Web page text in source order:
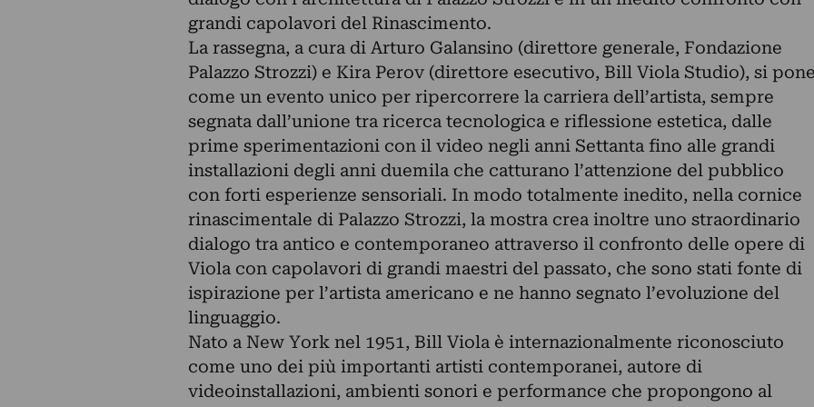
grandi capolavori del Rinascimento.
La rassegna, a cura di Arturo Galansino (direttore generale, Fondazione
Palazzo Strozzi) e Kira Perov (direttore esecutivo, Bill Viola Studio), si
come un evento unico per ripercorrere la carriera dell’artista, sempre
segnata dall’unione tra ricerca tecnologica e riflessione estetica, dalle
prime sperimentazioni con il video negli anni Settanta fino alle grandi
installazioni degli anni duemila che catturano l’attenzione del pubblico
con forti esperienze sensoriali. In modo totalmente inedito, nella cornice
rinascimentale di Palazzo Strozzi, la mostra crea inoltre uno straordinario
dialogo tra antico e contemporaneo attraverso il confronto delle opere di
Viola con capolavori di grandi maestri del passato, che sono stati fonte di
ispirazione per l’artista americano e ne hanno segnato l’evoluzione del
linguaggio.
Nato a New York nel 1951, Bill Viola è internazionalmente riconosciuto
come uno dei più importanti artisti contemporanei, autore di
videoinstallazioni, ambienti sonori e performance che propongono al